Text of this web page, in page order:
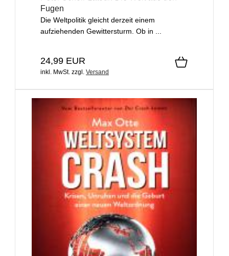
Fugen
Die Weltpolitik gleicht derzeit einem
aufziehenden Gewittersturm. Ob in ...
24,99 EUR
inkl. MwSt. zzgl. Versand